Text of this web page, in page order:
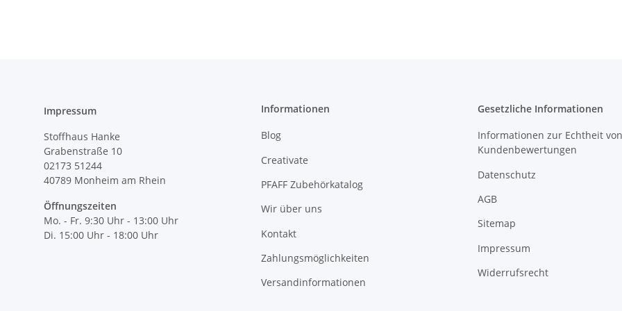
Impressum
Stoffhaus Hanke
Grabenstraße 10
02173 51244
40789 Monheim am Rhein
Öffnungszeiten
Mo. - Fr. 9:30 Uhr - 13:00 Uhr
Di. 15:00 Uhr - 18:00 Uhr
Informationen
Blog
Creativate
PFAFF Zubehörkatalog
Wir über uns
Kontakt
Zahlungsmöglichkeiten
Versandinformationen
Gesetzliche Informationen
Informationen zur Echtheit von
Kundenbewertungen
Datenschutz
AGB
Sitemap
Impressum
Widerrufsrecht